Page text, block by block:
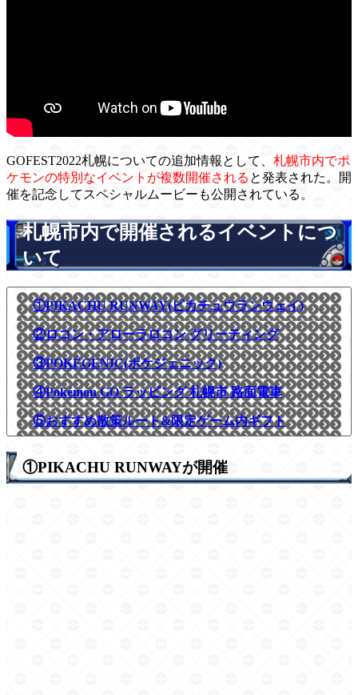
GOFEST2022札幌についての追加情報として、 札幌市内でポ
ケモンの特別なイベントが複数開催される と発表された。開
催を記念してスペシャルムービーも公開されている。
札幌市内で開催されるイベントにつ
いて
①PIKACHU RUNWAY(ピカチュウランウェイ)
②ロコン・アローラロコン グリーティング
③POKÉGENIC(ポケジェニック)
④Pokémon GO ラッピング 札幌市 路面電車
⑤おすすめ散策ルート&限定ゲーム内ギフト
①PIKACHU RUNWAYが開催